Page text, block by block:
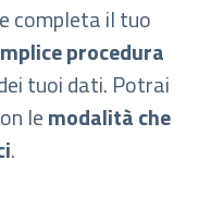
completa il tuo
procedura
tuoi dati. Potrai
lemodalità che
.